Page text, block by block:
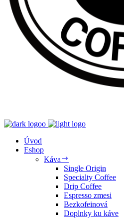
Úvod
Eshop
Káva
Single Origin
Specialty Coffee
Drip Coffee
Espresso zmesi
Bezkofeinová
Doplnky ku káve